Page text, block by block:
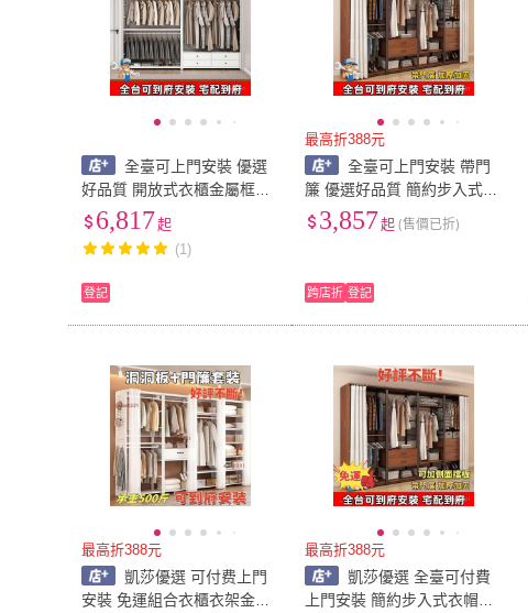
全臺可上門安裝 優選
好品質 開放式衣櫃金屬框架
自製衣帽間組閤衣帽架置物
架落地掛衣架步入式臺灣好
物 PLV0
6,817起
(1)
登記
最高折388元
全臺可上門安裝 帶門
簾 優選好品質 簡約步入式衣
帽間架子臥室鐵藝衣櫃落地
組閤掛衣架臥室鋼木衣櫃架
3,857起 (售價已折)
跨店折 登記
最高折388元
凱莎優選 可付费上門
安裝 免運組合衣櫃衣架金屬
最高折388元
凱莎優選 全臺可付費
上門安裝 簡約步入式衣帽間